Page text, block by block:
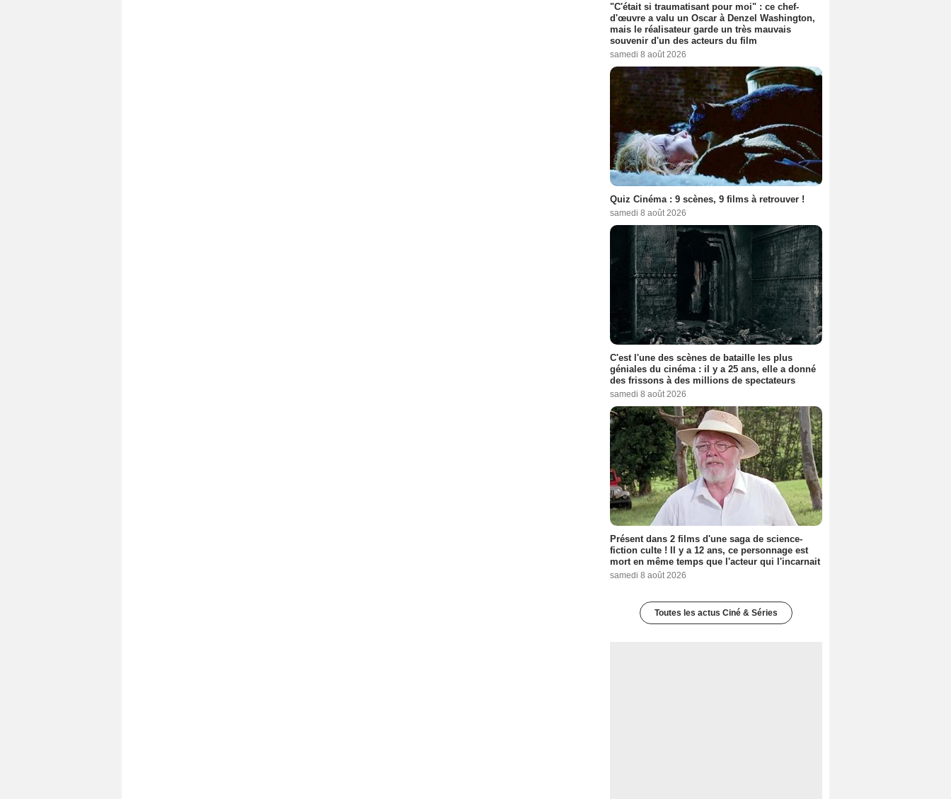
"C'était si traumatisant pour moi" : ce chef-
d'œuvre a valu un Oscar à Denzel Washington,
mais le réalisateur garde un très mauvais
souvenir d'un des acteurs du film
samedi 8 août 2026
Quiz Cinéma : 9 scènes, 9 films à retrouver !
samedi 8 août 2026
C'est l'une des scènes de bataille les plus
géniales du cinéma : il y a 25 ans, elle a donné
des frissons à des millions de spectateurs
samedi 8 août 2026
Présent dans 2 films d'une saga de science-
fiction culte ! Il y a 12 ans, ce personnage est
mort en même temps que l'acteur qui l'incarnait
samedi 8 août 2026
Toutes les actus Ciné & Séries